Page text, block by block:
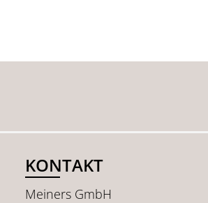
KONTAKT
Meiners GmbH